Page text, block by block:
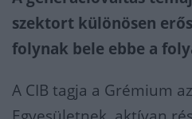
szektort különösen
folynak bele ebbe a
A CIB tagja a Grémium